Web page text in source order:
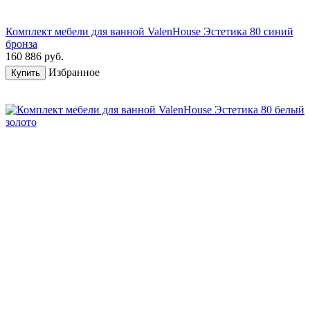
Комплект мебели для ванной ValenHouse Эстетика 80 синий
бронза
160 886 руб.
Купить Избранное